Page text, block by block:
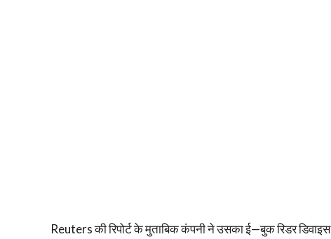
Reuters की रिपोर्ट के मुताबिक कंपनी ने उसका ई—बुक रिडर